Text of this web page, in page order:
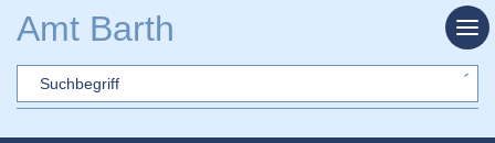
Amt Barth
Sword